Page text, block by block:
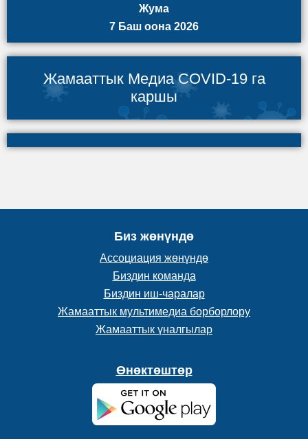
Жума
7 Баш оона 2026
Жамааттык Медиа COVID-19 га
каршы
Биз жөнүндө
Ассоциация жөнүндө
Биздин команда
Биздин иш-чаралар
Жамааттык мультимедиа борборлору
Жамааттык үналгылар
Өнөктөштөр